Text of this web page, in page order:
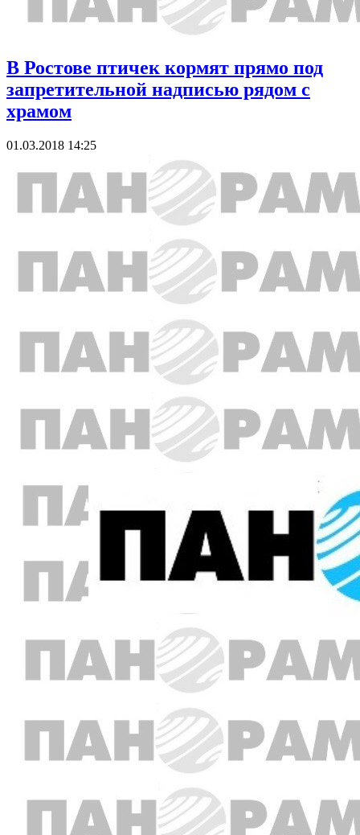
В Ростове птичек кормят прямо под
запретительной надписью рядом с
храмом
01.03.2018 14:25